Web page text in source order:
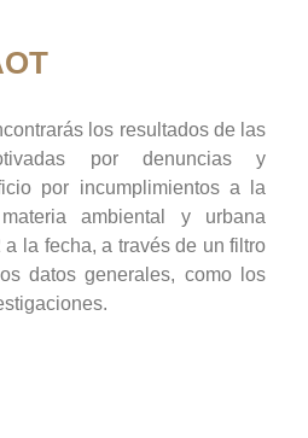
los resultados de las
por denuncias y
por incumplimientos a la
ambiental y urbana
la fecha, a través de un filtro
datos generales, como los